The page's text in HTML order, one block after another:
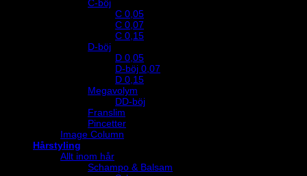
C-böj
C 0,05
C 0,07
C 0,15
D-böj
D 0,05
D-böj 0,07
D 0,15
Megavolym
DD-böj
Franslim
Pincetter
Image Column
Hårstyling
Allt inom hår
Schampo & Balsam